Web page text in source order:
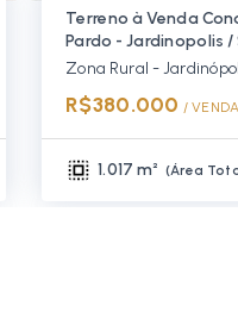
Terreno à Venda
Pardo - Jardinopolis /
Zona Rural -
R$380.000 / VENDA
1.017 m² (Área